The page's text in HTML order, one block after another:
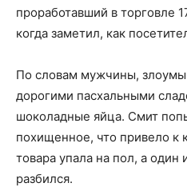
проработавший в торговле
когда заметил, как
По словам мужчины,
дорогими пасхальными
шоколадные яйца. Смит
похищенное, что привело к
товара упала на пол, а
разбился.